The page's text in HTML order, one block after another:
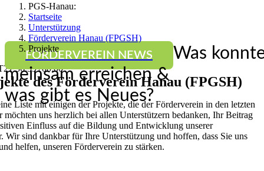
FÖRDERVEREIN NEWS
Was
meinsam erreichen &
was gibt es Neues?
PGS-Hanau:
Startseite
Unterstützung
Förderverein Hanau (FPGSH)
Projekte
des Förderverein Hanau (FPGSH)
Liste mit einigen der Projekte, die der Förderverein in den letzten
möchten uns herzlich bei allen Unterstützern bedanken, Ihr Beitrag
Einfluss auf die Bildung und Entwicklung unserer
Wir sind dankbar für Ihre Unterstützung und hoffen, dass Sie uns
helfen, unseren Förderverein zu stärken.